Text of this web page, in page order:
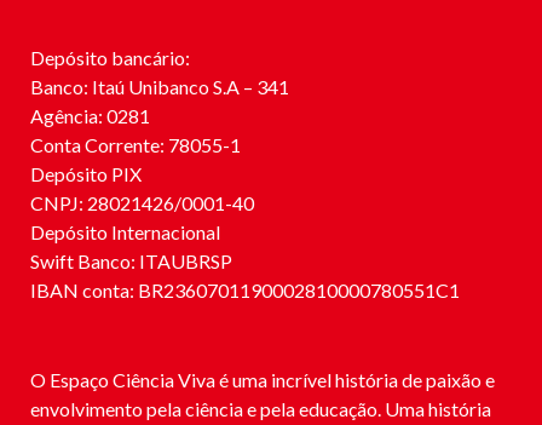
Depósito bancário:
Banco: Itaú Unibanco S.A – 341
Agência: 0281
Conta Corrente: 78055-1
Depósito PIX
CNPJ: 28021426/0001-40
Depósito Internacional
Swift Banco: ITAUBRSP
IBAN conta: BR2360701190002810000780551C1
O Espaço Ciência Viva é uma incrível história de paixão e
envolvimento pela ciência e pela educação. Uma história